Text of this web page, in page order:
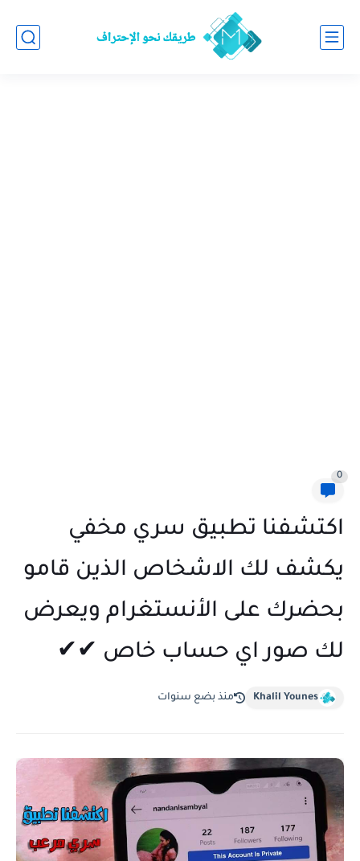
0
اكتشفنا تطبيق سري مخفي
يكشف لك الاشخاص الذين قامو
بحضرك على الأنستغرام ويعرض
لك صور اي حساب خاص ✔✔
Khalil Younes منذ بضع سنوات